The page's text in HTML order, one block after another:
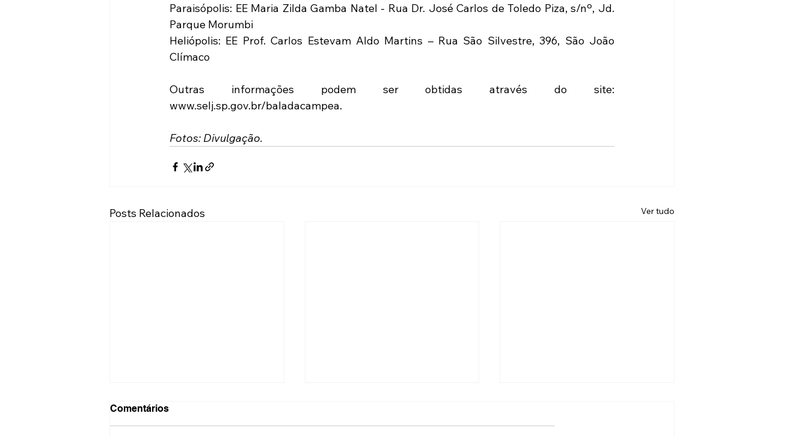
Paraisópolis: EE Maria Zilda Gamba Natel - Rua Dr. José Carlos de Toledo Piza, s/nº, Jd.
Parque Morumbi
Heliópolis: EE Prof. Carlos Estevam Aldo Martins – Rua São Silvestre, 396, São João
Clímaco
Outras informações podem ser obtidas através do site:
www.selj.sp.gov.br/baladacampea.
Fotos: Divulgação.
Posts Relacionados Ver tudo
Comentários